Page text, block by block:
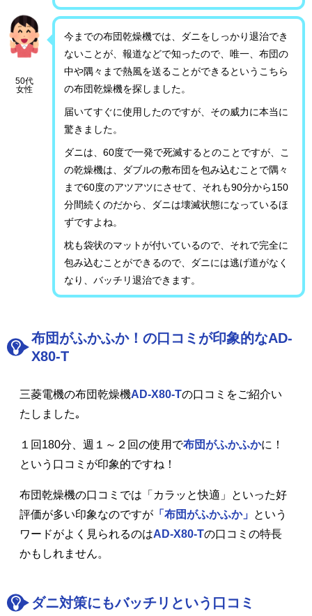
50代
女性
今までの布団乾燥機では、ダニをしっかり退治でき
ないことが、報道などで知ったので、唯一、布団の
中や隅々まで熱風を送ることができるというこちら
の布団乾燥機を探しました。
届いてすぐに使用したのですが、その威力に本当に
驚きました。
ダニは、60度で一発で死滅するとのことですが、こ
の乾燥機は、ダブルの敷布団を包み込むことで隅々
まで60度のアツアツにさせて、それも90分から150
分間続くのだから、ダニは壊滅状態になっているほ
ずですよね。
枕も袋状のマットが付いているので、それで完全に
包み込むことができるので、ダニには逃げ道がなく
なり、バッチリ退治できます。
布団がふかふか！の口コミが印象的なAD-
X80-T
三菱電機の布団乾燥機AD-X80-Tの口コミをご紹介い
たしました｡
１回180分、週１～２回の使用で布団がふかふかに！
という口コミが印象的ですね！
布団乾燥機の口コミでは「カラッと快適」といった好
評価が多い印象なのですが 「布団がふかふか」 という
ワードがよく見られるのはAD-X80-Tの口コミの特長
かもしれません。
ダニ対策にもバッチリという口コミ